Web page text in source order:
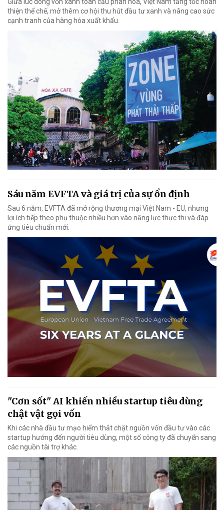
thiện thể chế, mở thêm cơ hội thu hút đầu tư xanh và nâng cao sức
cạnh tranh của hàng hóa xuất khẩu.
Sáu năm EVFTA và giá trị của sự ổn định
Sau 6 năm, EVFTA đã mở rộng thương mại Việt Nam - EU, nhưng
lợi ích tiếp theo phụ thuộc nhiều hơn vào năng lực thực thi và đáp
ứng tiêu chuẩn mới.
"Cơn sốt" AI khiến nhiều startup tiêu dùng
chật vật gọi vốn
Khi các nhà đầu tư mạo hiểm thắt chặt nguồn vốn đầu tư vào các
startup hướng đến người tiêu dùng, một số công ty đã chuyển sang
các nguồn tài trợ khác.